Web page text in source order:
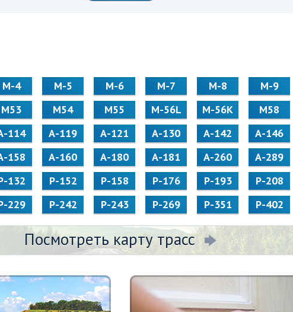
М-4 М-5 М-6 М-7 М-8 М-9
М53 М54 М55 M-56L M-56K М58
114 А-119 А-121 А-130 А-142 А-146
158 А-160 А-180 А-181 А-260 А-289
132 Р-152 Р-158 Р-176 Р-193 Р-208
229 Р-242 Р-243 Р-269 Р-351 Р-402
Посмотреть карту трасс